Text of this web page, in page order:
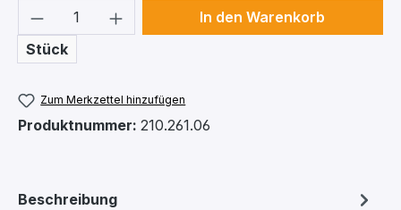
Produkt Anzahl: Gib den
Stück
In den Warenkorb
Zum Merkzettel hinzufügen
Produktnummer: 210.261.06
Beschreibung